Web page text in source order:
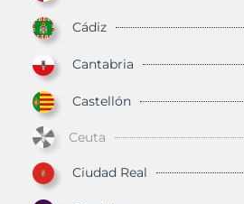
Cádiz
Cantabria
Castellón
Ceuta
Ciudad Real